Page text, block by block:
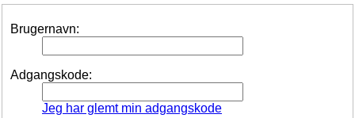
Brugernavn:
Adgangskode:
Jeg har glemt min adgangskode